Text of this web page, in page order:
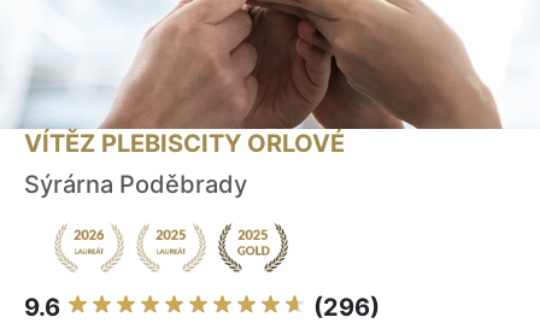
VÍTĚZ PLEBISCITY ORLOVÉ
Sýrárna Poděbrady
9.6 (296)